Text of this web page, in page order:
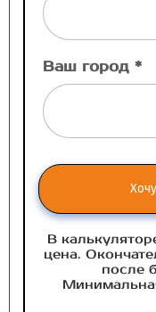
Ваш город *
В
цена.
после